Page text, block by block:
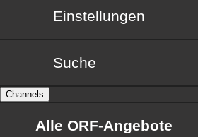
Einstellungen
Suche
Channels
Alle ORF-Angebote